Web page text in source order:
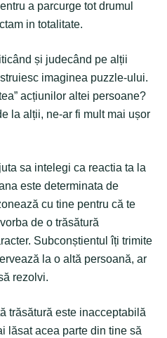
a parcurge tot drumul
in totalitate.
și judecând pe alții
imaginea puzzle-ului.
acțiunilor altei persoane?
la alții, ne-ar fi mult mai ușor
sa intelegi ca reactia ta la
este determinata de
cu tine pentru că te
de o trăsătură
Subconștientul îți trimite
la o altă persoană, ar
rezolvi.
trăsătură este inacceptabilă
lăsat acea parte din tine să